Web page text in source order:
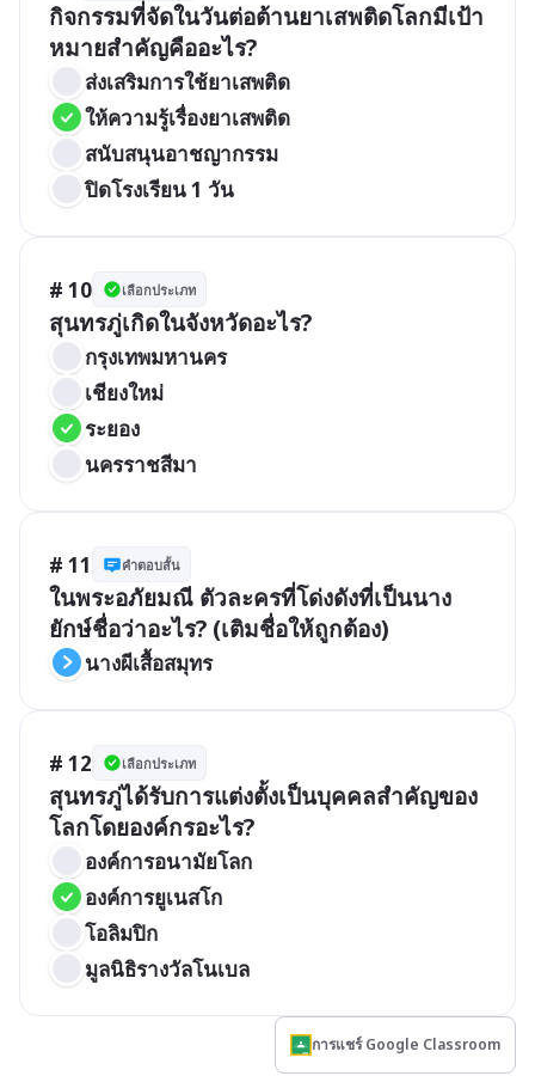
กิจกรรมที่จัดในวันต่อต้านยาเสพติดโลกมีเป้า
หมายสำคัญคืออะไร?
ส่งเสริมการใช้ยาเสพติด
ให้ความรู้เรื่องยาเสพติด
สนับสนุนอาชญากรรม
ปิดโรงเรียน 1 วัน
# 10 เลือกประเภท
สุนทรภู่เกิดในจังหวัดอะไร?
กรุงเทพมหานคร
เชียงใหม่
ระยอง
นครราชสีมา
# 11 คำตอบสั้น
ในพระอภัยมณี ตัวละครที่โด่งดังที่เป็นนาง
ยักษ์ชื่อว่าอะไร? (เติมชื่อให้ถูกต้อง)
นางผีเสื้อสมุทร
# 12 เลือกประเภท
สุนทรภู่ได้รับการแต่งตั้งเป็นบุคคลสำคัญของ
โลกโดยองค์กรอะไร?
องค์การอนามัยโลก
องค์การยูเนสโก
โอลิมปิก
มูลนิธิรางวัลโนเบล
การแชร์ Google Classroom